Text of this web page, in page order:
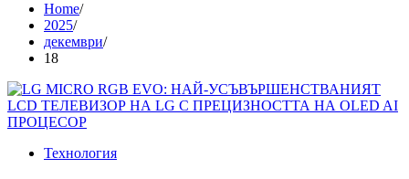
Home
2025
декември
18
Технология